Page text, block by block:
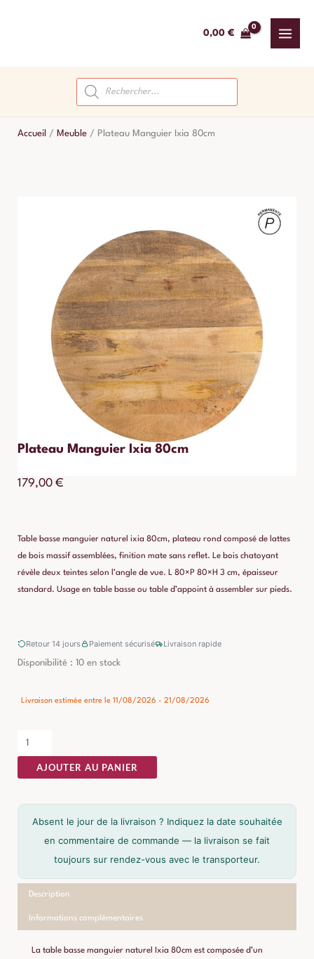
0,00 €
Recherche
de
produits
Accueil / Meuble / Plateau Manguier Ixia 80cm
Plateau Manguier Ixia 80cm
179,00 €
Table basse manguier naturel ixia 80cm, plateau rond composé de lattes
de bois massif assemblées, finition mate sans reflet. Le bois chatoyant
révèle deux teintes selon l’angle de vue. L 80×P 80×H 3 cm, épaisseur
standard. Usage en table basse ou table d’appoint à assembler sur pieds.
Retour 14 jours Paiement sécurisé Livraison rapide
Disponibilité : 10 en stock
Livraison estimée entre le 11/08/2026 - 21/08/2026
quantité
Plateau
Ixia
80cm
AJOUTER AU PANIER
Absent le jour de la livraison ? Indiquez la date souhaitée
en commentaire de commande — la livraison se fait
toujours sur rendez-vous avec le transporteur.
Description
Informations complémentaires
La table basse manguier naturel Ixia 80cm est composée d’un